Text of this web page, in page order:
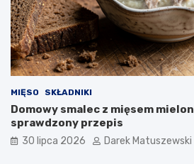
MIĘSO SKŁADNIKI
Domowy smalec z mięsem
sprawdzony przepis
30 lipca 2026 Darek Matuszewski